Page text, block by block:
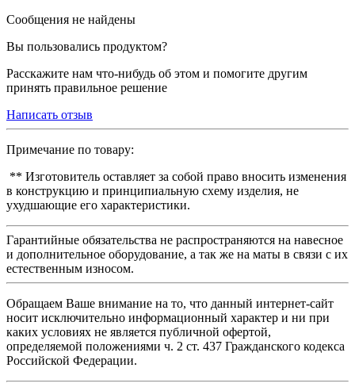
Сообщения не найдены
Вы пользовались продуктом?
Расскажите нам что-нибудь об этом и помогите другим
принять правильное решение
Написать отзыв
Примечание по товару:
** Изготовитель оставляет за собой право вносить изменения
в конструкцию и принципиальную схему изделия, не
ухудшающие его характеристики.
Гарантийные обязательства не распространяются на навесное
и дополнительное оборудование, а так же на маты в связи с их
естественным износом.
Обращаем Ваше внимание на то, что данный интернет-сайт
носит исключительно информационный характер и ни при
каких условиях не является публичной офертой,
определяемой положениями ч. 2 ст. 437 Гражданского кодекса
Российской Федерации.